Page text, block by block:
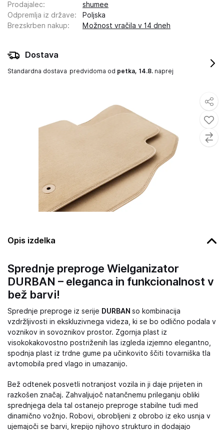
Opis izdelka
Sprednje preproge Wielganizator
DURBAN – eleganca in funkcionalnost v
bež barvi!
Sprednje preproge iz serije DURBAN so kombinacija
vzdržljivosti in ekskluzivnega videza, ki se bo odlično podala v
voznikov in sovoznikov prostor. Zgornja plast iz
visokokakovostno postriženih las izgleda izjemno elegantno,
spodnja plast iz trdne gume pa učinkovito ščiti tovarniška tla
avtomobila pred vlago in umazanijo.
Bež odtenek posvetli notranjost vozila in ji daje prijeten in
razkošen značaj. Zahvaljujoč natančnemu prileganju obliki
sprednjega dela tal ostanejo preproge stabilne tudi med
dinamično vožnjo. Robovi, obrobljeni z obrobo iz eko usnja v
ujemajoči se barvi, krepijo njihovo strukturo in dodajajo
Prodajalec:
shumee
Odpremlja iz države:
Poljska
Brezskrben nakup: Možnost vračila v 14 dneh
Dostava
Standardna dostava predvidoma od petka, 14.8. naprej